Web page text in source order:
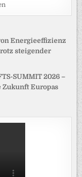
Energieeffizienz
steigender
SUMMIT 2026 –
Zukunft Europas